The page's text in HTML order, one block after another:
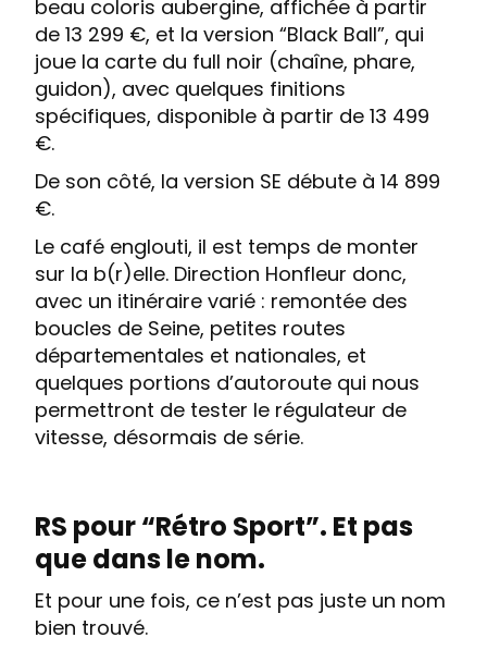
beau coloris aubergine, affichée à partir
de 13 299 €, et la version “Black Ball”, qui
joue la carte du full noir (chaîne, phare,
guidon), avec quelques finitions
spécifiques, disponible à partir de 13 499
€.
De son côté, la version SE débute à 14 899
€.
Le café englouti, il est temps de monter
sur la b(r)elle. Direction Honfleur donc,
avec un itinéraire varié : remontée des
boucles de Seine, petites routes
départementales et nationales, et
quelques portions d’autoroute qui nous
permettront de tester le régulateur de
vitesse, désormais de série.
RS pour “Rétro Sport”. Et pas
que dans le nom.
Et pour une fois, ce n’est pas juste un nom
bien trouvé.